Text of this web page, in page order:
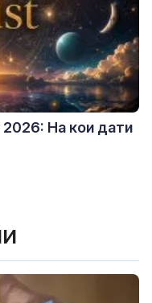
2026: На кои дати